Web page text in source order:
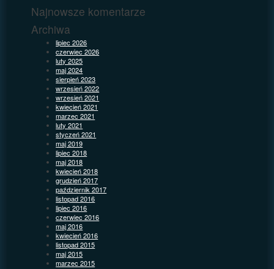
Najnowsze komentarze
Archiwa
lipiec 2026
czerwiec 2026
luty 2025
maj 2024
sierpień 2023
wrzesień 2022
wrzesień 2021
kwiecień 2021
marzec 2021
luty 2021
styczeń 2021
maj 2019
lipiec 2018
maj 2018
kwiecień 2018
grudzień 2017
październik 2017
listopad 2016
lipiec 2016
czerwiec 2016
maj 2016
kwiecień 2016
listopad 2015
maj 2015
marzec 2015